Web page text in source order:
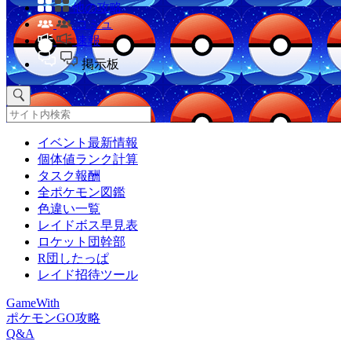
他の攻略
コミュ
速報
掲示板
イベント最新情報
個体値ランク計算
タスク報酬
全ポケモン図鑑
色違い一覧
レイドボス早見表
ロケット団幹部
R団したっぱ
レイド招待ツール
GameWith
ポケモンGO攻略
Q&A